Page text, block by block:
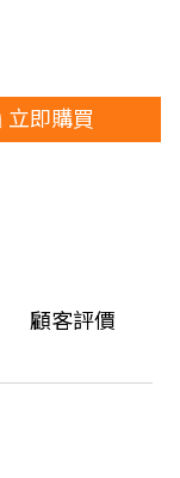
立即購買
顧客評價